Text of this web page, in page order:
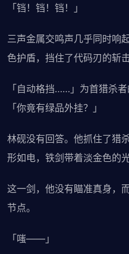
「铛！铛！铛！」
三声金属交鸣声几乎同时响
色护盾，挡住了代码刃的斩击
「自动格挡……」为首猎杀
「你竟有绿品外挂？」
林砚没有回答。他抓住了猎
形如电，铁剑带着淡金色的光
这一剑，他没有瞄准真身，
节点。
「嗤——」